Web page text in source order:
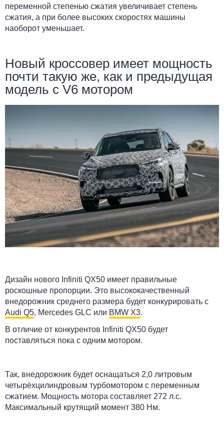
переменной степенью сжатия увеличивает степень
сжатия, а при более высоких скоростях машины
наоборот уменьшает.
Новый кроссовер имеет мощность
почти такую же, как и предыдущая
модель с V6 мотором
Дизайн нового Infiniti QX50 имеет правильные
роскошные пропорции. Это высококачественный
внедорожник среднего размера будет конкурировать с
Audi Q5, Mercedes GLC или BMW X3.
В отличие от конкурентов Infiniti QX50 будет
поставляться пока с одним мотором.
Так, внедорожник будет оснащаться 2,0 литровым
четырёхцилиндровым турбомотором с переменным
сжатием. Мощность мотора составляет 272 л.с.
Максимальный крутящий момент 380 Нм.